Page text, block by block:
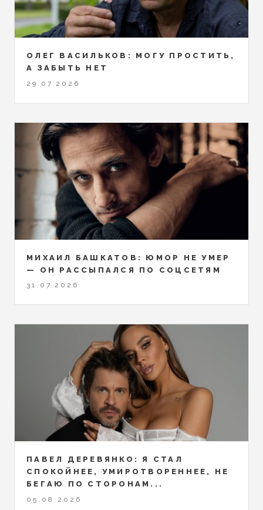
ОЛЕГ ВАСИЛЬКОВ: МОГУ ПРОСТИТЬ,
А ЗАБЫТЬ НЕТ
29.07.2026
МИХАИЛ БАШКАТОВ: ЮМОР НЕ УМЕР
— ОН РАССЫПАЛСЯ ПО СОЦСЕТЯМ
31.07.2026
ПАВЕЛ ДЕРЕВЯНКО: Я СТАЛ
СПОКОЙНЕЕ, УМИРОТВОРЕННЕЕ, НЕ
БЕГАЮ ПО СТОРОНАМ...
05.08.2026